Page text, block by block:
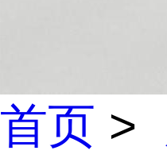
首页 >